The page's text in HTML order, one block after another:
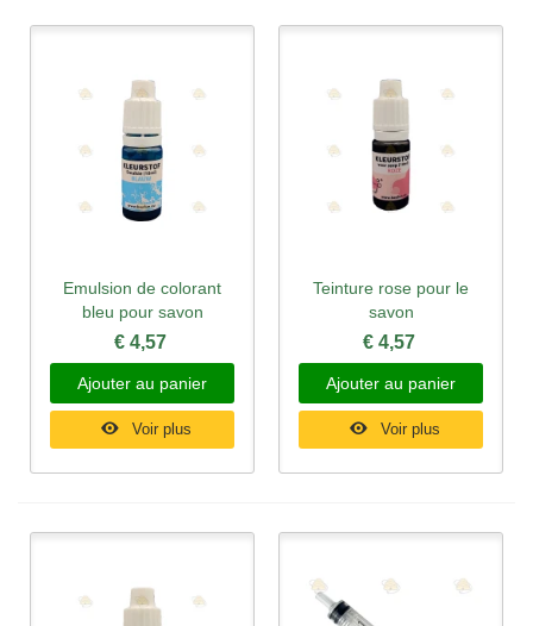
Emulsion de colorant
bleu pour savon
€ 4,57
Ajouter au panier
Voir plus
Teinture rose pour le
savon
€ 4,57
Ajouter au panier
Voir plus